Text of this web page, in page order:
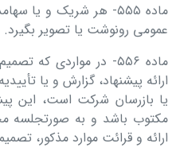
ماده ۵۵۵- هر شریک و یا
عمومی رونوشت یا تصویر بگیرد.
ماده ۵۵۶- در مواردی
ارائه پیشنهاد، گزارش و یا
یا بازرسان شرکت است، این
مکتوب باشد و به صورتجلسه
ارائه و قرائت موارد مذکور،